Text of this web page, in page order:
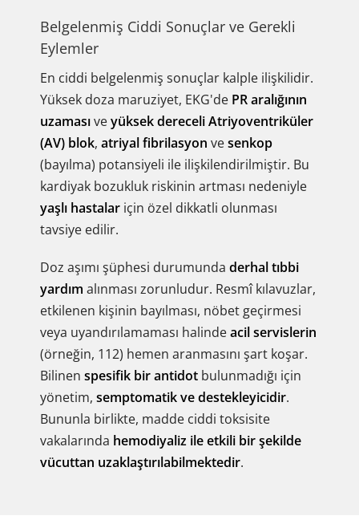
Belgelenmiş Ciddi Sonuçlar ve Gerekli
Eylemler
En ciddi belgelenmiş sonuçlar kalple ilişkilidir.
Yüksek doza maruziyet, EKG'de PR aralığının
uzamasıveyüksek dereceli Atriyoventriküler
(AV) blok, atriyal fibrilasyon vesenkop
(bayılma) potansiyeli ile ilişkilendirilmiştir. Bu
kardiyak bozukluk riskinin artması nedeniyle
yaşlı hastalar için özel dikkatli olunması
tavsiye edilir.
Doz aşımı şüphesi durumunda derhal tıbbi
yardım alınması zorunludur. Resmî kılavuzlar,
etkilenen kişinin bayılması, nöbet geçirmesi
veya uyandırılamaması halindeacil servislerin
(örneğin, 112) hemen aranmasını şart koşar.
Bilinen spesifik bir antidot bulunmadığı için
yönetim, semptomatik ve destekleyicidir.
Bununla birlikte, madde ciddi toksisite
vakalarında hemodiyaliz ile etkili bir şekilde
vücuttan uzaklaştırılabilmektedir.